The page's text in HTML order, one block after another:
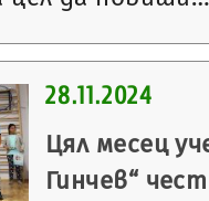
28.11.2024
Цял месец
Гинчев“